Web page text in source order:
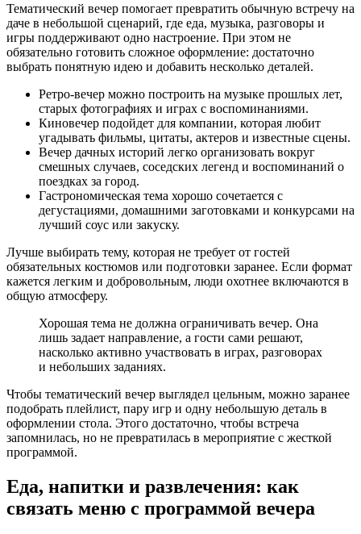
Тематический вечер помогает превратить обычную встречу на
даче в небольшой сценарий, где еда, музыка, разговоры и
игры поддерживают одно настроение. При этом не
обязательно готовить сложное оформление: достаточно
выбрать понятную идею и добавить несколько деталей.
Ретро-вечер можно построить на музыке прошлых лет,
старых фотографиях и играх с воспоминаниями.
Киновечер подойдет для компании, которая любит
угадывать фильмы, цитаты, актеров и известные сцены.
Вечер дачных историй легко организовать вокруг
смешных случаев, соседских легенд и воспоминаний о
поездках за город.
Гастрономическая тема хорошо сочетается с
дегустациями, домашними заготовками и конкурсами на
лучший соус или закуску.
Лучше выбирать тему, которая не требует от гостей
обязательных костюмов или подготовки заранее. Если формат
кажется легким и добровольным, люди охотнее включаются в
общую атмосферу.
Хорошая тема не должна ограничивать вечер. Она
лишь задает направление, а гости сами решают,
насколько активно участвовать в играх, разговорах
и небольших заданиях.
Чтобы тематический вечер выглядел цельным, можно заранее
подобрать плейлист, пару игр и одну небольшую деталь в
оформлении стола. Этого достаточно, чтобы встреча
запомнилась, но не превратилась в мероприятие с жесткой
программой.
Еда, напитки и развлечения: как
связать меню с программой вечера